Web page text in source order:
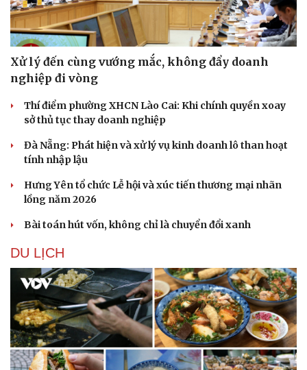
Sức khỏe
Dinh dưỡng - món ngon
Cây thuốc
Sản phụ khoa
Nam khoa
Phòng mạch online
Ăn sạch sống khỏe
Đời sống
Blog
Xử lý đến cùng vướng mắc, không đẩy doanh
nghiệp đi vòng
Thí điểm phường XHCN Lào Cai: Khi chính quyền xoay
sở thủ tục thay doanh nghiệp
Đà Nẵng: Phát hiện và xử lý vụ kinh doanh lô than hoạt
tính nhập lậu
Hưng Yên tổ chức Lễ hội và xúc tiến thương mại nhãn
lồng năm 2026
Bài toán hút vốn, không chỉ là chuyển đổi xanh
DU LỊCH